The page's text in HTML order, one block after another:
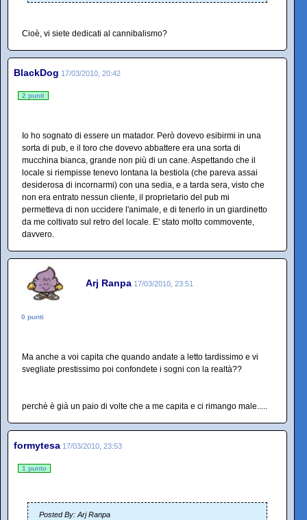
Cioè, vi siete dedicati al cannibalismo?
BlackDog 17/03/2010, 20:42
2 punti
Io ho sognato di essere un matador. Però dovevo esibirmi in una
sorta di pub, e il toro che dovevo abbattere era una sorta di
mucchina bianca, grande non più di un cane. Aspettando che il
locale si riempisse tenevo lontana la bestiola (che pareva assai
desiderosa di incornarmi) con una sedia, e a tarda sera, visto che
non era entrato nessun cliente, il proprietario del pub mi
permetteva di non uccidere l'animale, e di tenerlo in un giardinetto
da me coltivato sul retro del locale. E' stato molto commovente,
davvero.
Arj Ranpa 17/03/2010, 23:51
0 punti
Ma anche a voi capita che quando andate a letto tardissimo e vi
svegliate prestissimo poi confondete i sogni con la realtà??
perchè è già un paio di volte che a me capita e ci rimango male.....
formytesa 17/03/2010, 23:53
1 punto
Posted By: Arj Ranpa